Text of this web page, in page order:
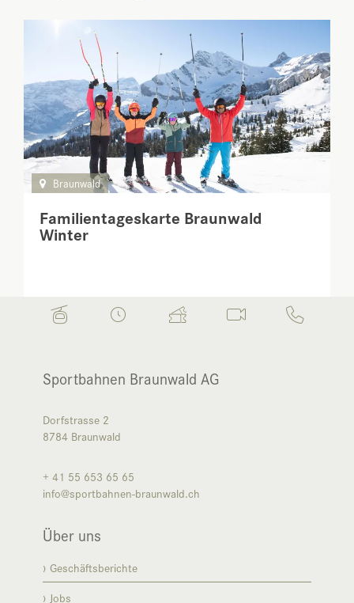
Familientageskarte Braunwald
Winter
Braunwald
Sportbahnen Braunwald AG
Dorfstrasse 2
8784 Braunwald
+ 41 55 653 65 65
info@sportbahnen-braunwald.ch
Über uns
Geschäftsberichte
Jobs